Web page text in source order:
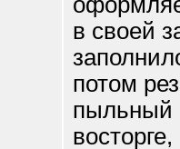
в своей
потом
пыльный